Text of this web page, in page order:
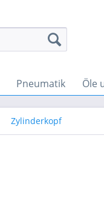
Pneumatik Öle
Zylinderkopf